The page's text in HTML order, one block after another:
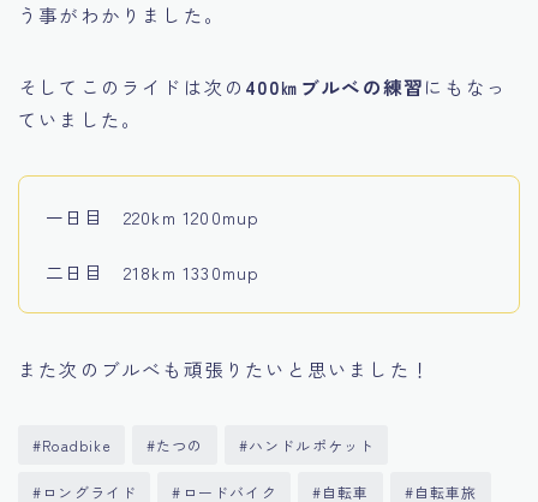
う事がわかりました。
そしてこのライドは次の 400㎞ブルべの練習にもなっ
ていました。
一日目 220km 1200mup
二日目 218km 1330mup
また次のブルべも頑張りたいと思いました！
#Roadbike #たつの #ハンドルポケット
#ロングライド #ロードバイク #自転車 #自転車旅